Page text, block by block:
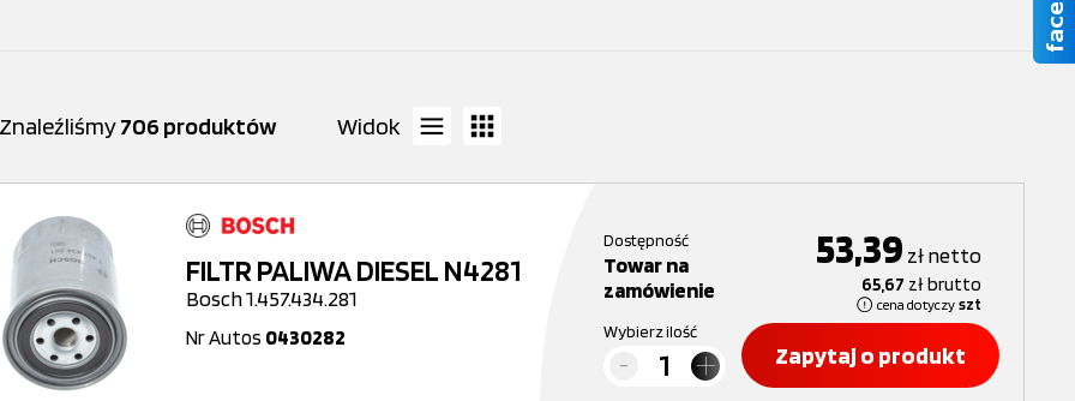
Znaleźliśmy706 produktów Widok
FILTR PALIWA DIESEL N4281
Bosch 1.457.434.281
Nr Autos 0430282
Dostępność
Towar na
zamówienie
53,39 złnetto
65,67 złbrutto
cena dotyczy szt
Wybierz ilość
Zapytaj o produkt